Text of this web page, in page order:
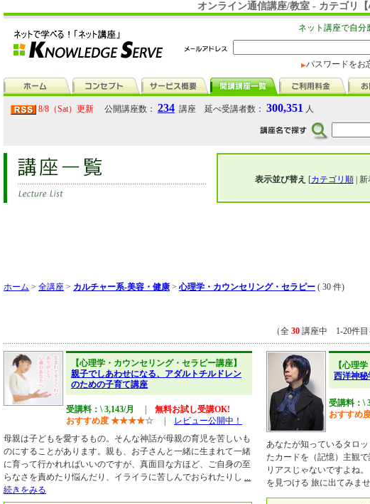
オンライン通信講座/教室 - カテゴリ
ネット講座で自分
パスワードをお
8/8（Sat）更新 公開講座数： 234 講座 延べ受講者数： 300,351 人
表示並び替え [カテゴリ順| 新
ホーム > 全講座 > カルチャー系-美容・健康 >心理学・カウンセリング・セラピー ( 30 件)
（全 30 講座中 1-20件
【心理学・カウンセリング・セラピー講座】
親子でしあわせになる、アダルトチルドレン
のための子育て講座
受講料：\ 3,143/月
無料お試し受講OK!
おすすめ度 ★★★★☆
レビュー公開中！
母親は子どもを愛するもの。そんな神話が母親の育児を苦しいも
のにすることがあります。親も、お子さんと一緒に生まれて一緒
に育って行かれればいいのですが、真面目な方ほど、ご自身の至
らなさを責めたり悩んだり、イライラに苦しんでおられたりし ...
続きをみる
【心理
西洋神秘
受講料：\
おすすめ
あなたが知っているタロ
たカードを（記憶）主観
リアスじゃないですよね
を見つける 旅に出てみま